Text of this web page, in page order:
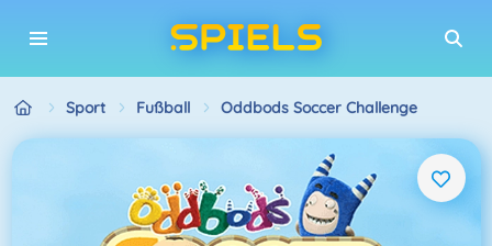
Sport Fußball Oddbods Soccer Challenge